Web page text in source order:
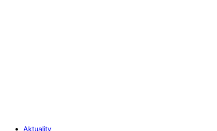
Aktuality